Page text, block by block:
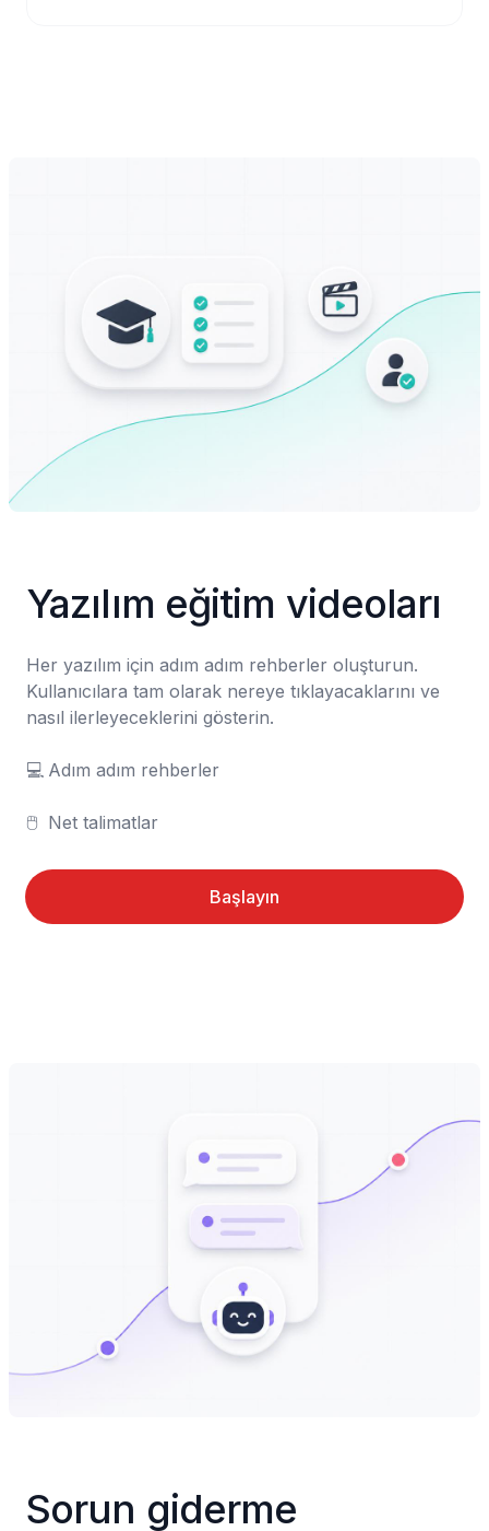
Yazılım eğitim videoları
Her yazılım için adım adım rehberler oluşturun.
Kullanıcılara tam olarak nereye tıklayacaklarını ve
nasıl ilerleyeceklerini gösterin.
💻	Adım adım rehberler
🖱️	Net talimatlar
Başlayın
Sorun giderme